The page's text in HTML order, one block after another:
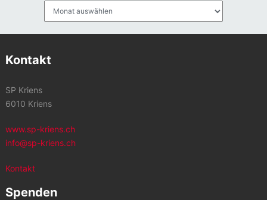
Kontakt
SP Kriens
6010 Kriens
www.sp-kriens.ch
info@sp-kriens.ch
Kontakt
Spenden